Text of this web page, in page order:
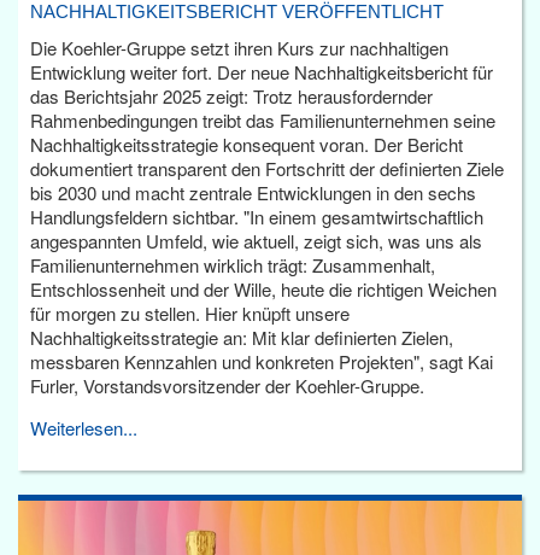
NACHHALTIGKEITSBERICHT VERÖFFENTLICHT
Die Koehler-Gruppe setzt ihren Kurs zur nachhaltigen
Entwicklung weiter fort. Der neue Nachhaltigkeitsbericht für
das Berichtsjahr 2025 zeigt: Trotz herausfordernder
Rahmenbedingungen treibt das Familienunternehmen seine
Nachhaltigkeitsstrategie konsequent voran. Der Bericht
dokumentiert transparent den Fortschritt der definierten Ziele
bis 2030 und macht zentrale Entwicklungen in den sechs
Handlungsfeldern sichtbar. "In einem gesamtwirtschaftlich
angespannten Umfeld, wie aktuell, zeigt sich, was uns als
Familienunternehmen wirklich trägt: Zusammenhalt,
Entschlossenheit und der Wille, heute die richtigen Weichen
für morgen zu stellen. Hier knüpft unsere
Nachhaltigkeitsstrategie an: Mit klar definierten Zielen,
messbaren Kennzahlen und konkreten Projekten", sagt Kai
Furler, Vorstandsvorsitzender der Koehler-Gruppe.
Weiterlesen...